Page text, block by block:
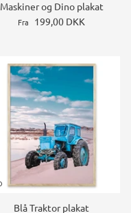
Maskiner og Dino plakat
Fra 199,00 DKK
Blå Traktor plakat